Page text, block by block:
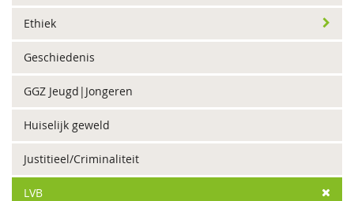
Ethiek
Geschiedenis
GGZ Jeugd|Jongeren
Huiselijk geweld
Justitieel/Criminaliteit
LVB